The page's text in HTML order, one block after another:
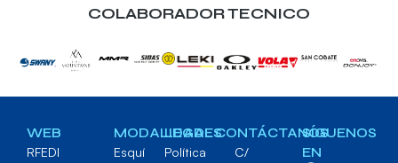
COLABORADOR TECNICO
WEB
RFEDI
MODALIDADES
Esquí
LEGAL
Política
CONTÁCTANOS
C/
SÍGUENOS
EN